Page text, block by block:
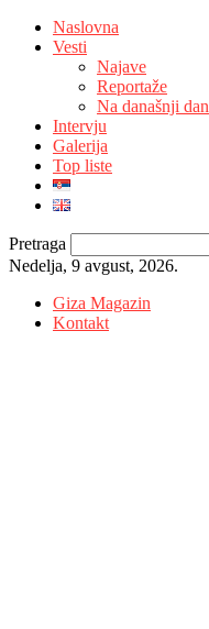
Naslovna
Vesti
Najave
Reportaže
Na današnji dan
Intervju
Galerija
Top liste
Pretraga
Nedelja, 9 avgust, 2026.
Giza Magazin
Kontakt